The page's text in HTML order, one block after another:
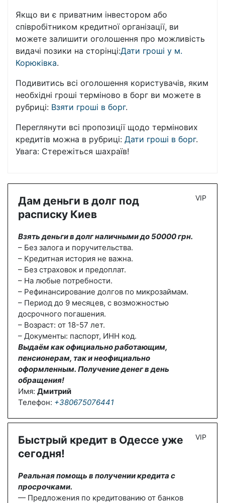
Якщо ви є приватним інвестором або
співробітником кредитної організації, ви
можете залишити оголошення про можливість
видачі позики на сторінці:Дати гроші у м.
Корюківка.
Подивитись всі оголошення користувачів, яким
необхідні гроші терміново в борг ви можете в
рубриці: Взяти гроші в борг.
Переглянути всі пропозиції щодо термінових
кредитів можна в рубриці: Дати гроші в борг.
Увага: Стережіться шахраїв!
Дам деньги в долг под
расписку Киев
Взять деньги в долг наличными до 50000 грн.
– Без залога и поручительства.
– Кредитная история не важна.
– Без страховок и предоплат.
– На любые потребности.
– Рефинансирование долгов по микрозаймам.
– Период до 9 месяцев, с возможностью
досрочного погашения.
– Возраст: от 18-57 лет.
– Документы: паспорт, ИНН код.
Выдаём как официально работающим,
пенсионерам, так и неофициально
оформленным. Получение денег в день
обращения!
Имя: Дмитрий
Телефон: +380675076441
VIP
Быстрый кредит в Одессе уже
сегодня!
Реальная помощь в получении кредита с
просрочками.
— Предложения по кредитованию от банков
VIP